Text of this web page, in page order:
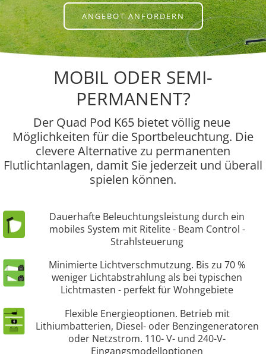
ANGEBOT ANFORDERN
MOBIL ODER SEMI-
PERMANENT?
Der Quad Pod K65 bietet völlig neue
Möglichkeiten für die Sportbeleuchtung. Die
clevere Alternative zu permanenten
Flutlichtanlagen, damit Sie jederzeit und überall
spielen können.
Dauerhafte Beleuchtungsleistung durch ein
mobiles System mit Ritelite - Beam Control -
Strahlsteuerung
Minimierte Lichtverschmutzung. Bis zu 70 %
weniger Lichtabstrahlung als bei typischen
Lichtmasten - perfekt für Wohngebiete
Flexible Energieoptionen. Betrieb mit
Lithiumbatterien, Diesel- oder Benzingeneratoren
oder Netzstrom. 110- V- und 240-V-
Eingangsmodelloptionen